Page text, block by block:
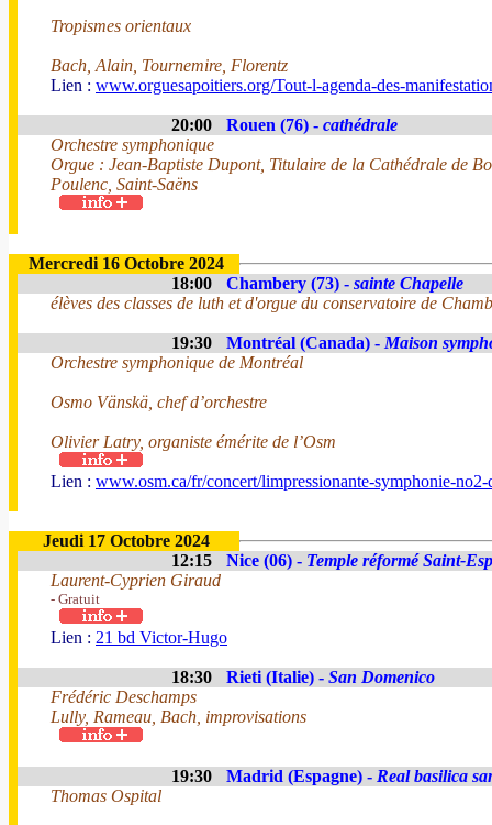
Tropismes orientaux
Bach, Alain, Tournemire, Florentz
Lien : www.orguesapoitiers.org/Tout-l-agenda-des-
20:00 Rouen (76) - cathédrale
Orchestre symphonique
Orgue : Jean-Baptiste Dupont, Titulaire de la Cathédrale de
Poulenc, Saint-Saëns
Mercredi 16 Octobre 2024
18:00
Chambery (73) - sainte Chapelle
élèves des classes de luth et d'orgue du conservatoire de
19:30 Montréal (Canada) - Maison
Orchestre symphonique de Montréal
Osmo Vänskä, chef d’orchestre
Olivier Latry, organiste émérite de l’Osm
Lien : www.osm.ca/fr/concert/limpressionante-symphonie-
Jeudi 17 Octobre 2024
12:15
Nice (06) - Temple réformé Saint-
Laurent-Cyprien Giraud
- Gratuit
Lien : 21 bd Victor-Hugo
18:30 Rieti (Italie) - San Domenico
Frédéric Deschamps
Lully, Rameau, Bach, improvisations
19:30 Madrid (Espagne) - Real basilica
Thomas Ospital